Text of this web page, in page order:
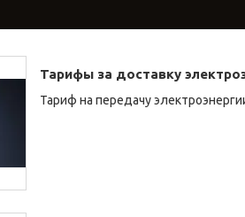
Тарифы за доставку
Тариф на передачу